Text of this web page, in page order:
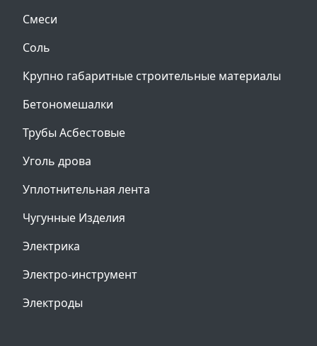
Смеси
Соль
Крупно габаритные строительные материалы
Бетономешалки
Трубы Асбестовые
Уголь дрова
Уплотнительная лента
Чугунные Изделия
Электрика
Электро-инструмент
Электроды